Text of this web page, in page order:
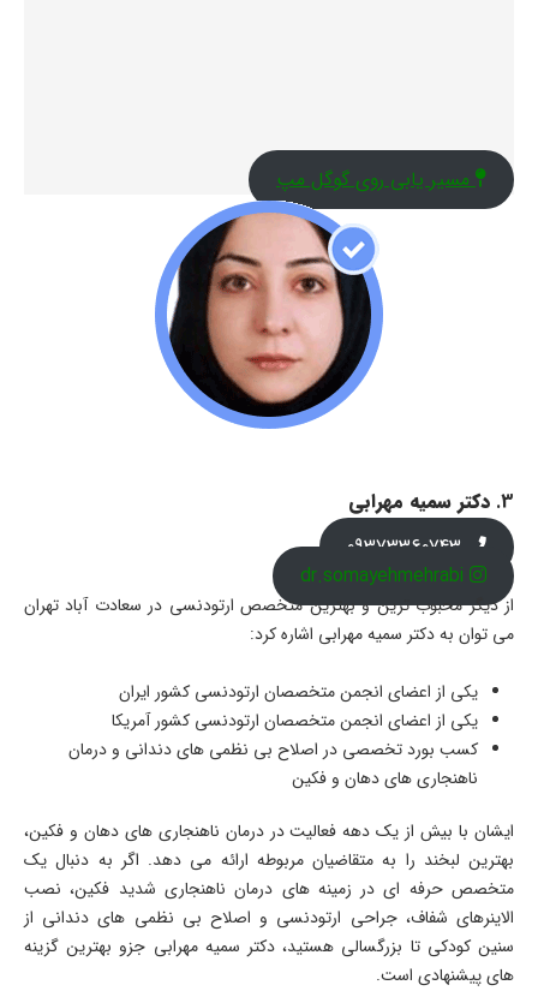
مسیر یابی روی گوگل مپ
3. دکتر سمیه مهرابی
dr.somayehmehrabi
از دیگر محبوب ترین و بهترین متخصص ارتودنسی در سعادت آباد تهران
می توان به دکتر سمیه مهرابی اشاره کرد:
یکی از اعضای انجمن متخصصان ارتودنسی کشور ایران
یکی از اعضای انجمن متخصصان ارتودنسی کشور آمریکا
کسب بورد تخصصی در اصلاح بی نظمی های دندانی و درمان
ناهنجاری های دهان و فکین
ایشان با بیش از یک دهه فعالیت در درمان ناهنجاری های دهان و فکین،
بهترین لبخند را به متقاضیان مربوطه ارائه می دهد. اگر به دنبال یک
متخصص حرفه ای در زمینه های درمان ناهنجاری شدید فکین، نصب
الاینرهای شفاف، جراحی ارتودنسی و اصلاح بی نظمی های دندانی از
سنین کودکی تا بزرگسالی هستید، دکتر سمیه مهرابی جزو بهترین گزینه
های پیشنهادی است.